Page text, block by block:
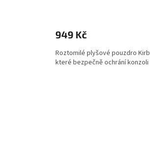
949 Kč
Roztomilé plyšové pouzdro
které bezpečně ochrání